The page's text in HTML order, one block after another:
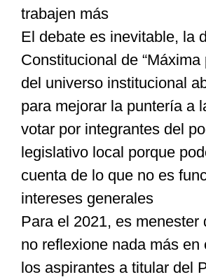
trabajen más
El debate es inevitable, la
Constitucional de “Máxima
del universo institucional
para mejorar la puntería a
votar por integrantes del
legislativo local porque
cuenta de lo que no es
intereses generales
Para el 2021, es menester
no reflexione nada más en
los aspirantes a titular del